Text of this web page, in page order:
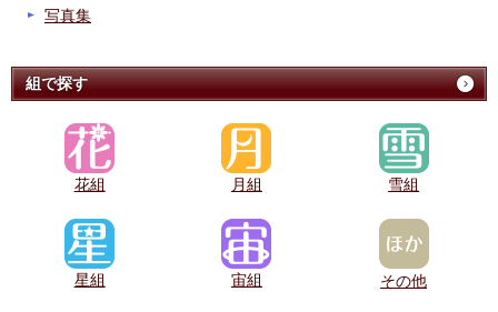
写真集
組で探す
花組 月組 雪組
星組 宙組 その他